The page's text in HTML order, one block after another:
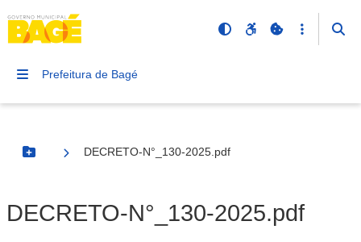
Prefeitura de Bagé
Botão Menu
DECRETO-N°_130-2025.pdf
DECRETO-N°_130-2025.pdf